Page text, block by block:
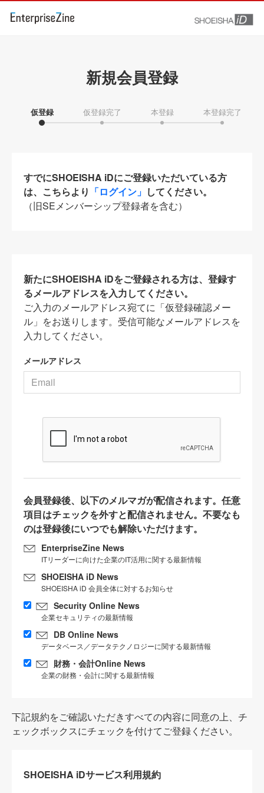
新規会員登録
仮登録 仮登録完了 本登録 本登録完了
すでにSHOEISHA iDにご登録いただいている方
は、こちらより 「ログイン」 してください。
（旧SEメンバーシップ登録者を含む）
新たにSHOEISHA iDをご登録される方は、登録す
るメールアドレスを入力してください。
ご入力のメールアドレス宛てに「仮登録確認メー
ル」をお送りします。受信可能なメールアドレスを
入力してください。
メールアドレス
会員登録後、以下のメルマガが配信されます。任意
項目はチェックを外すと配信されません。不要なも
のは登録後にいつでも解除いただけます。
EnterpriseZine News
ITリーダーに向けた企業のIT活用に関する最新情報
SHOEISHA iD News
SHOEISHA iD 会員全体に対するお知らせ
Security Online News
企業セキュリティの最新情報
DB Online News
データベース／データテクノロジーに関する最新情報
財務・会計Online News
企業の財務・会計に関する最新情報
下記規約をご確認いただきすべての内容に同意の上、チ
ェックボックスにチェックを付けてご登録ください。
SHOEISHA iDサービス利用規約